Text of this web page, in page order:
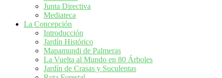
Junta Directiva
Mediateca
La Concepción
Introducción
Jardín Histórico
Mapamundi de Palmeras
La Vuelta al Mundo en 80 Árboles
Jardín de Crasas y Suculentas